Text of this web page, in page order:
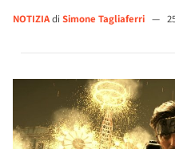
NOTIZIAdi Simone Tagliaferri —